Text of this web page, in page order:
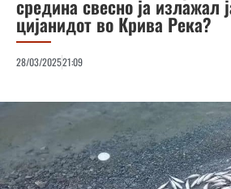
средина свесно ја излажал
цијанидот во Крива Река?
28/03/202521:09